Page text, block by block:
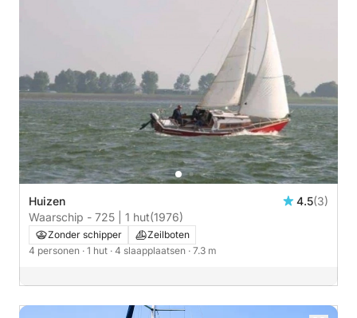
Huizen 4.5(3)
Waarschip - 725 | 1 hut(1976)
Zonder schipper
Zeilboten
4 personen · 1 hut · 4 slaapplaatsen · 7.3 m